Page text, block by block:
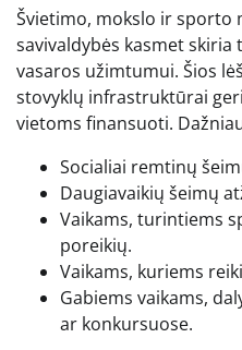
Švietimo, mokslo ir sporto
savivaldybės kasmet
vasaros užimtumui. Šios
stovyklų infrastruktūrai
vietoms finansuoti.
Socialiai remtinų
Daugiavaikių šeimų
Vaikams, turintiems
poreikių.
Vaikams, kuriems
Gabiems vaikams,
ar konkursuose.